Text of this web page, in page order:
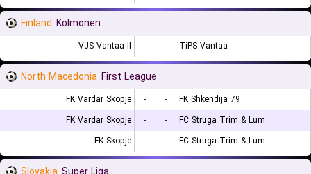
Finland Kolmonen
VJS Vantaa II - - TiPS Vantaa
North Macedonia First League
FK Vardar Skopje - -
FK Shkendija 79
FK Vardar Skopje
- -
FC Struga Trim & Lum
FK Skopje
- - FC Struga Trim & Lum